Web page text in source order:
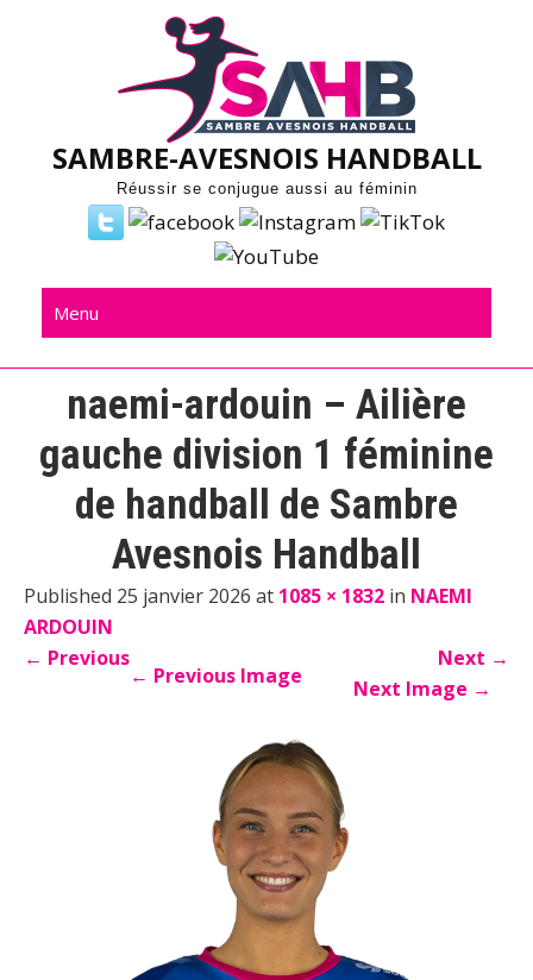
SAMBRE-AVESNOIS HANDBALL
Réussir se conjugue aussi au féminin
Menu
naemi-ardouin – Ailière
gauche division 1 féminine
de handball de Sambre
Avesnois Handball
Published 25 janvier 2026 at 1085 × 1832 in NAEMI
ARDOUIN
← Previous Next →
← Previous Image Next Image →